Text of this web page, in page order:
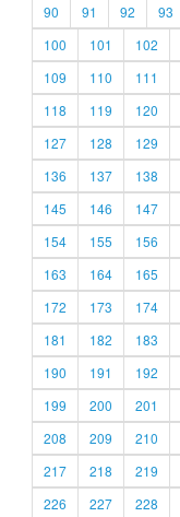
90
91 92 93
100
101 102
109
110 111
118
119 120
127
128 129
136
137 138
145
146 147
154
155 156
163
164 165
172
173 174
181
182 183
190
191 192
199
200 201
208
209 210
217
218 219
226
227 228